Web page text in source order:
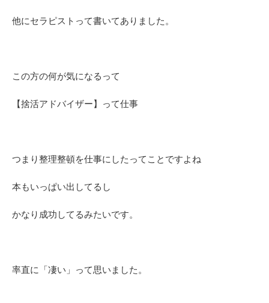
他にセラピストって書いてありました。
この方の何が気になるって
【捨活アドバイザー】って仕事
つまり整理整頓を仕事にしたってことですよね
本もいっぱい出してるし
かなり成功してるみたいです。
率直に「凄い」って思いました。